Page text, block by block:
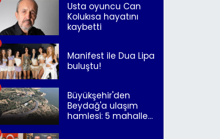
Usta oyuncu Can
Kolukısa hayatını
kaybetti
Manifest ile Dua Lipa
buluştu!
Büyükşehir'den
Beydağ'a ulaşım
hamlesi: 5 mahalle